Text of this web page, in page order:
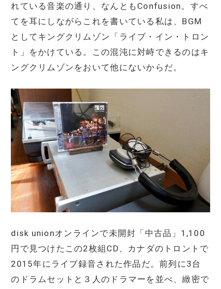
れている音楽の通り、なんともConfusion。すべ
てを耳にしながらこれを書いている私は、BGM
としてキングクリムゾン「ライブ・イン・トロン
ト」をかけている。この混沌に対峙できるのはキ
ングクリムゾンをおいて他にないからだ。
disk unionオンラインで未開封「中古品」1,100
円で見つけたこの2枚組CD、カナダのトロントで
2015年にライブ録音された作品だ。前列に3台
のドラムセットと３人のドラマーを並べ、緻密で